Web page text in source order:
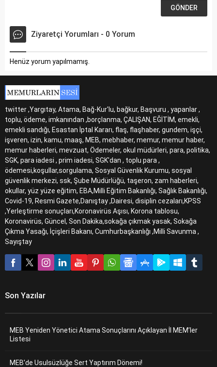
Ziyaretçi Yorumları - 0 Yorum
Henüz yorum yapılmamış.
twitter ,Yargıtay, Atama, Bağ-Kur'lu, bağkur, Başvuru , yapanlar ,
toplu, ödeme, imkanından ,borçlanma, ÇALIŞAN, EĞİTİM, emekli,
emekli sandığı, Esastan İptal Kararı, flaş, flaşhaber, gundem, işçi,
işveren, izin, kamu, maaş, MEB, mebhaber, memur, memur haber,
memur haberleri, mevzuat, Ödemeler, okul müdürleri, para, politika,
SGK, para iadesi , prim iadesi, SGK'dan , toplu para ,
ödemesi,koşullar,sorgulama, Sosyal Güvenlik Kurumu, sosyal
güvenlik merkezi, ssk, Şube Müdürlüğü, taşeron, zam haberleri,
okullar, yüz yüze eğitim, EBA,Milli Eğitim Bakanlığı, Sağlık Bakanlığı,
Covid-19, Resmi Gazete,Danıştay ,Dairesi, disiplin cezaları,KPSS
,Yerleştirme sonuçları,Koronavirüs Aşısı, Korona tablosu,
Koronavirüs, Güncel, Son Dakika,sokağa çıkmak yasak, Sokağa
Çıkma Yasağı, İçişleri Bakanı, Cumhurbaşkanlığı ,Milli Savunma ,
Sayıştay
Son Yazılar
MEB Yeniden Yönetici Atama Sonuçlarını Açıklayan İl MEM’ler
Listesi
MEB’de Usulsüzlüğe Sert Yaptırım Dönemi!